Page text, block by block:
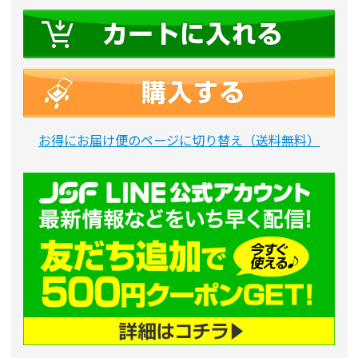
お得にお届け便のページに切り替え（送料無料）